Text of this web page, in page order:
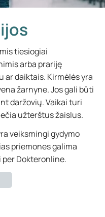
tiesiogiai
arba prariję
daiktais. Kirmėlės yra
žarnyne. Jos gali būti
daržovių. Vaikai turi
užterštus žaislus.
veiksmingi gydymo
priemones galima
Dokteronline.